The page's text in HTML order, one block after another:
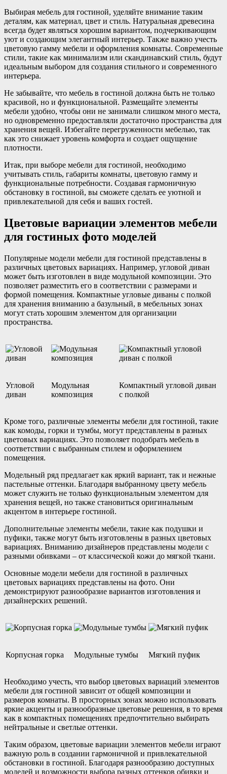
Выбирая мебель для гостиной, уделяйте внимание таким
деталям, как материал, цвет и стиль. Натуральная древесина
всегда будет являться хорошим вариантом, подчеркивающим
уют и создающим элегантный интерьер. Также важно учесть
цветовую гамму мебели и оформления комнаты. Современные
стили, такие как минимализм или скандинавский стиль, будут
идеальным выбором для создания стильного и современного
интерьера.
Не забывайте, что мебель в гостиной должна быть не только
красивой, но и функциональной. Размещайте элементы
мебели удобно, чтобы они не занимали слишком много места,
но одновременно предоставляли достаточно пространства для
хранения вещей. Избегайте перегруженности мебелью, так
как это снижает уровень комфорта и создает ощущение
плотности.
Итак, при выборе мебели для гостиной, необходимо
учитывать стиль, габариты комнаты, цветовую гамму и
функциональные потребности. Создавая гармоничную
обстановку в гостиной, вы сможете сделать ее уютной и
привлекательной для себя и ваших гостей.
Цветовые вариации элементов мебели
для гостиных фото моделей
Популярные модели мебели для гостиной представлены в
различных цветовых вариациях. Например, угловой диван
может быть изготовлен в виде модульной композиции. Это
позволяет разместить его в соответствии с размерами и
формой помещения. Компактные угловые диваны с полкой
для хранения вниманию а базульный, в мебельных зонах
могут стать хорошим элементом для организации
пространства.
Угловой
диван
Модульная
композиция
Компактный угловой диван
с полкой
Кроме того, различные элементы мебели для гостиной, такие
как комоды, горки и тумбы, могут представлены в разных
цветовых вариациях. Это позволяет подобрать мебель в
соответствии с выбранным стилем и оформлением
помещения.
Модельный ряд предлагает как яркий вариант, так и нежные
пастельные оттенки. Благодаря выбранному цвету мебель
может служить не только функциональным элементом для
хранения вещей, но также становиться оригинальным
акцентом в интерьере гостиной.
Дополнительные элементы мебели, такие как подушки и
пуфики, также могут быть изготовлены в разных цветовых
вариациях. Вниманию дизайнеров представлены модели с
разными обивками – от классической кожи до мягкой ткани.
Основные модели мебели для гостиной в различных
цветовых вариациях представлены на фото. Они
демонстрируют разнообразие вариантов изготовления и
дизайнерских решений.
Корпусная горка Модульные тумбы Мягкий пуфик
Необходимо учесть, что выбор цветовых вариаций элементов
мебели для гостиной зависит от общей композиции и
размеров комнаты. В просторных зонах можно использовать
яркие акценты и разнообразные цветовые решения, в то время
как в компактных помещениях предпочтительно выбирать
нейтральные и светлые оттенки.
Таким образом, цветовые вариации элементов мебели играют
важную роль в создании гармоничной и привлекательной
обстановки в гостиной. Благодаря разнообразию доступных
моделей и возможности выбора разных оттенков обивки и